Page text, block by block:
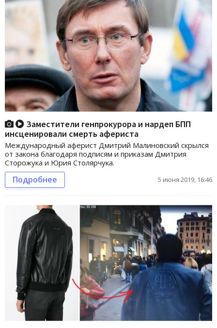
Заместители генпрокурора и нардеп БПП
инсценировали смерть афериста
Международный аферист Дмитрий Малиновский скрылся
от закона благодаря подписям и приказам Дмитрия
Сторожука и Юрия Столярчука.
Подробнее 5 июня 2019, 16:46